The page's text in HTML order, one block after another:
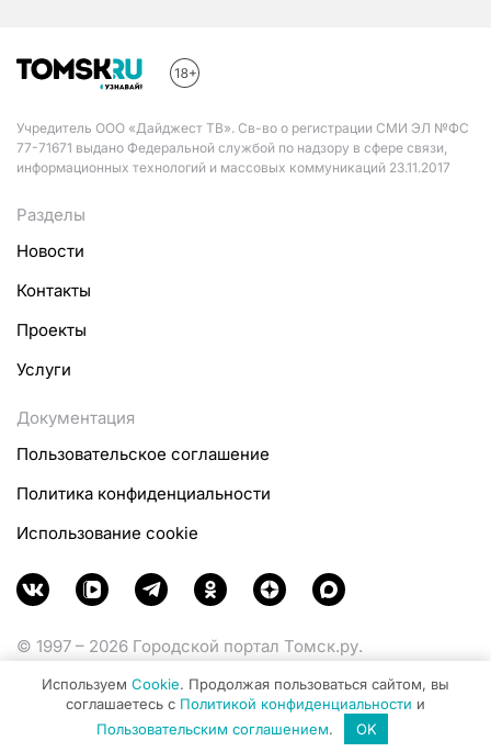
Учредитель ООО «Дайджест ТВ». Св-во о регистрации СМИ ЭЛ №ФС
77-71671 выдано Федеральной службой по надзору в сфере связи,
информационных технологий и массовых коммуникаций 23.11.2017
Разделы
Новости
Контакты
Проекты
Услуги
Документация
Пользовательское соглашение
Политика конфиденциальности
Использование cookie
© 1997 – 2026 Городской портал Томск.ру.
Министерства цифрового развития, связи и массовых
коммуникаций Российской Федерации.
Используем Cookie. Продолжая пользоваться сайтом, вы
соглашаетесь с Политикой конфиденциальности и
Пользовательским соглашением. OK